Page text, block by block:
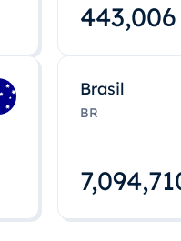
443,008
Brasil
BR